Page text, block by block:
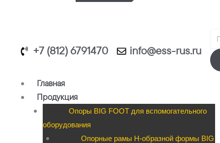
+7 (812) 6791470 info@ess-rus.ru
Главная
Продукция
Опоры BIG FOOT для вспомогательного
оборудования
Опорные рамы H-образной формы BIG